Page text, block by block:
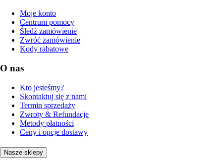
Moje konto
Centrum pomocy
Śledź zamówienie
Zwróć zamówienie
Kody rabatowe
O nas
Kto jesteśmy?
Skontaktuj się z nami
Termin sprzedaży
Zwroty & Refundacje
Metody płatności
Ceny i opcje dostawy
Nasze sklepy